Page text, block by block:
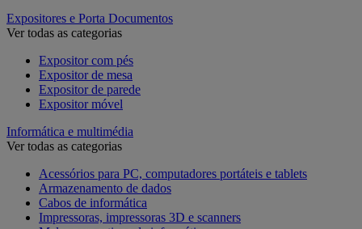
Expositores e Porta Documentos
Ver todas as categorias
Expositor com pés
Expositor de mesa
Expositor de parede
Expositor móvel
Informática e multimédia
Ver todas as categorias
Acessórios para PC, computadores portáteis e tablets
Armazenamento de dados
Cabos de informática
Impressoras, impressoras 3D e scanners